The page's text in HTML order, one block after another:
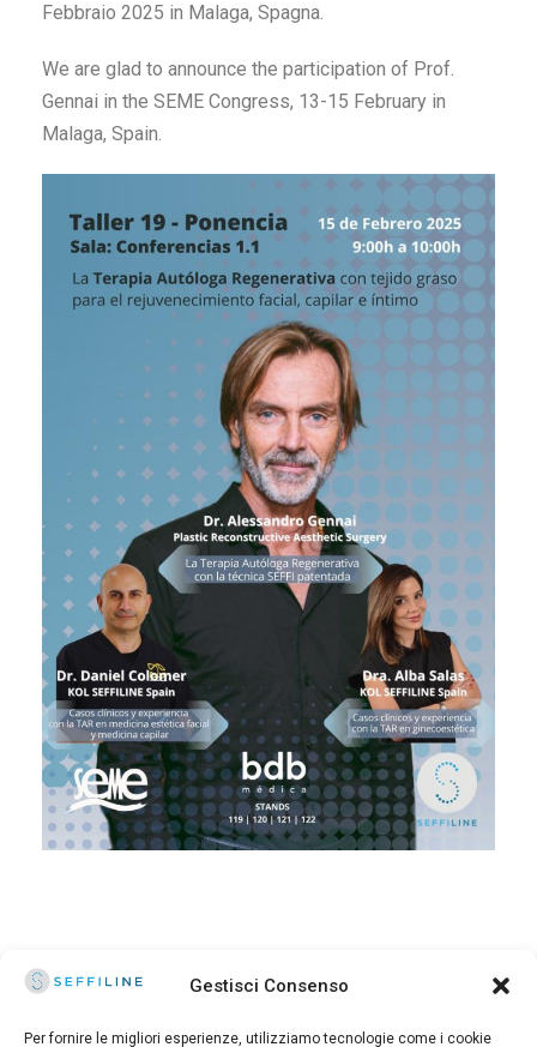
Gestisci Consenso
Per fornire le migliori esperienze, utilizziamo tecnologie come i cookie
Febbraio 2025 in Malaga, Spagna.
We are glad to announce the participation of Prof.
Gennai in the SEME Congress, 13-15 February in
Malaga, Spain.